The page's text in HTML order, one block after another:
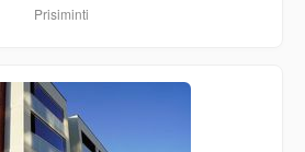
Prisiminti